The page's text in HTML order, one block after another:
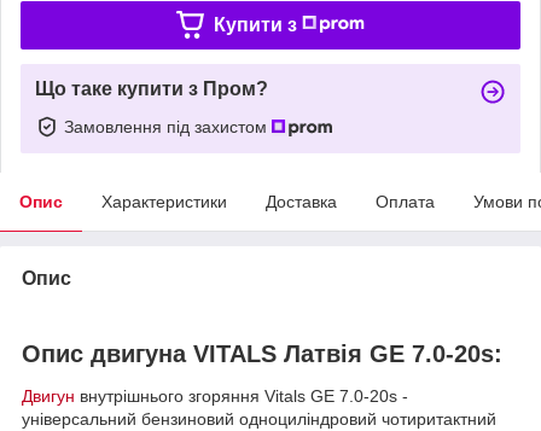
Купити з
Що таке купити з Пром?
Замовлення під захистом
Опис Характеристики Доставка Оплата Умови
Опис
Опис двигуна VITALS Латвія GE 7.0-20s:
Двигун внутрішнього згоряння Vitals GE 7.0-20s -
універсальний бензиновий одноциліндровий чотиритактний